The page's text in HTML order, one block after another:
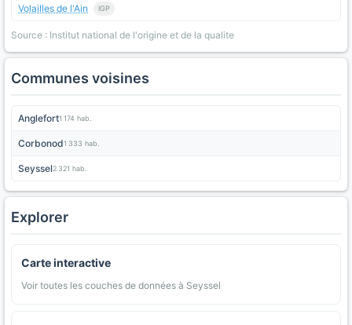
Volailles de l'Ain IGP
Source : Institut national de l'origine et de la qualite
Communes voisines
Anglefort1 174 hab.
Corbonod1 333 hab.
Seyssel2 321 hab.
Explorer
Carte interactive
Voir toutes les couches de données à Seyssel